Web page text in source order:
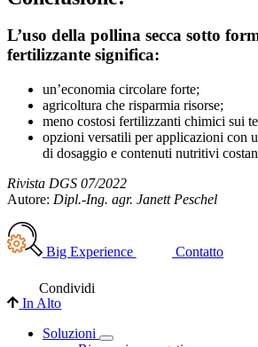
L’uso della pollina secca sotto
fertilizzante significa:
un’economia circolare forte;
agricoltura che risparmia risorse;
meno costosi fertilizzanti chimici sui
opzioni versatili per applicazioni con
di dosaggio e contenuti nutritivi
Rivista DGS 07/2022
Autore: Dipl.-Ing. agr. Janett Peschel
Big Experience Contatto
Condividi
In Alto
Soluzioni